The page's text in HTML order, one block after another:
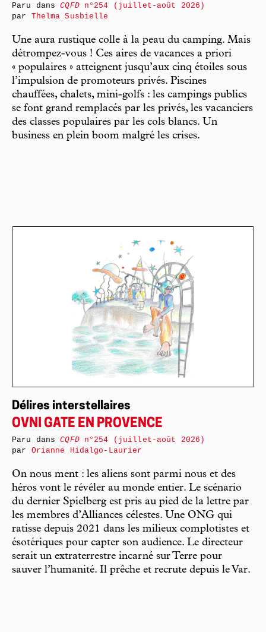
Paru dansCQFDn°254 (juillet-août 2026)
par Thelma Susbielle
Une aura rustique colle à la peau du camping. Mais
détrompez-vous ! Ces aires de vacances a priori
« populaires » atteignent jusqu’aux cinq étoiles sous
l’impulsion de promoteurs privés. Piscines
chauffées, chalets, mini-golfs : les campings publics
se font grand remplacés par les privés, les vacanciers
des classes populaires par les cols blancs. Un
business en plein boom malgré les crises.
Délires interstellaires
OVNI GATE EN PROVENCE
Paru dansCQFDn°254 (juillet-août 2026)
par Orianne Hidalgo-Laurier
On nous ment : les aliens sont parmi nous et des
héros vont le révéler au monde entier. Le scénario
du dernier Spielberg est pris au pied de la lettre par
les membres d’Alliances célestes. Une ONG qui
ratisse depuis 2021 dans les milieux complotistes et
ésotériques pour capter son audience. Le directeur
serait un extraterrestre incarné sur Terre pour
sauver l’humanité. Il prêche et recrute depuis le Var.